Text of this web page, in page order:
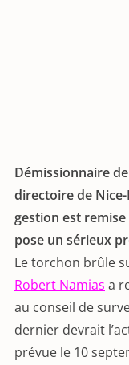
Démissionnaire
directoire de
gestion est
pose un sérieux
Le torchon brûle
Robert Namias a
au conseil de
dernier devrait
prévue le 10